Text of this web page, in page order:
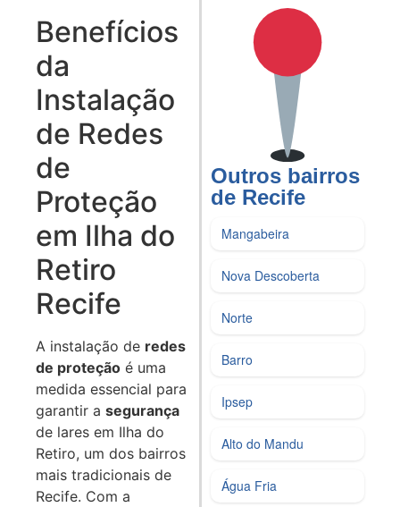
Benefícios
da
Instalação
de Redes
de
Proteção
em Ilha do
Retiro
Recife
A instalação de redes
de proteção é uma
medida essencial para
garantir a segurança
de lares em Ilha do
Retiro, um dos bairros
mais tradicionais de
Recife. Com a
Outros bairros
de Recife
Mangabeira
Nova Descoberta
Norte
Barro
Ipsep
Alto do Mandu
Água Fria